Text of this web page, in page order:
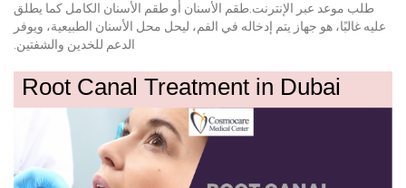
طلب موعد عبر الإنترنت.طقم الأسنان أو طقم الأسنان الكامل كما يطلق
عليه غالبًا، هو جهاز يتم إدخاله في الفم، ليحل محل الأسنان الطبيعية، ويوفر
الدعم للخدين والشفتين.